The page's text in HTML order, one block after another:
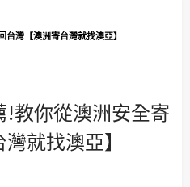
灣【澳洲寄台灣就找澳亞】
!教你從澳洲安全寄
就找澳亞】